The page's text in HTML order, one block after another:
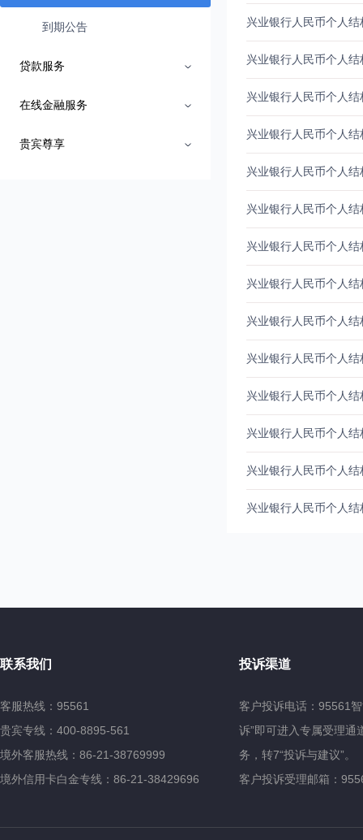
到期公告
贷款服务
在线金融服务
贵宾尊享
联系我们
客服热线：95561
贵宾专线：400-8895-561
境外客服热线：86-21-38769999
境外信用卡白金专线：86-21-38429696
投诉渠道
客户投诉电话：95561
诉”即可进入专属受理通
务，转7“投诉与建议”。
客户投诉受理邮箱：